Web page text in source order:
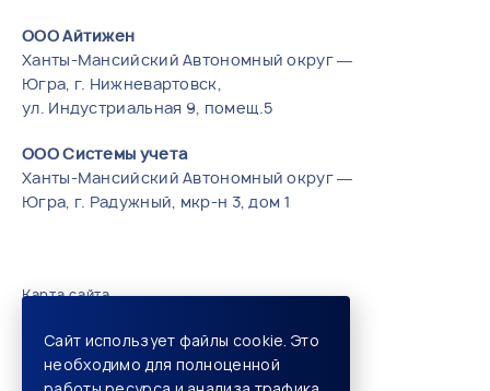
ООО Айтижен
Ханты-Мансийский Автономный округ —
Югра, г. Нижневартовск,
ул. Индустриальная 9, помещ.5
ООО Системы учета
Ханты-Мансийский Автономный округ —
Югра, г. Радужный, мкр-н 3, дом 1
Карта сайта
Вся информация на сайте носит
ознакомительный характер и не
является публичной офертой (ст. 437 ГК
Сайт использует файлы cookie. Это
необходимо для полноценной